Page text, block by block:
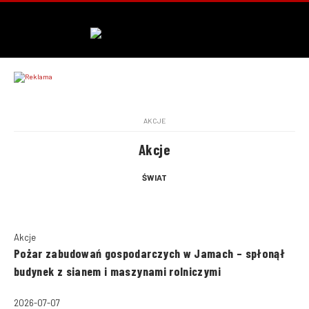
AKCJE
Akcje
ŚWIAT
Akcje
Pożar zabudowań gospodarczych w Jamach – spłonął
budynek z sianem i maszynami rolniczymi
2026-07-07